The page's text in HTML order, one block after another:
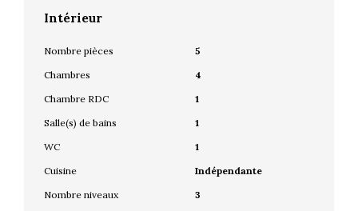
Intérieur
Nombre pièces
5
Chambres
4
Chambre RDC
1
Salle(s) de bains
1
WC
1
Cuisine
Indépendante
Nombre niveaux
3